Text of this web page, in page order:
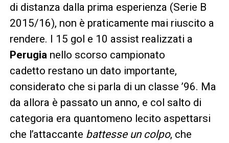
di distanza dalla prima esperienza (Serie B
2015/16), non è praticamente mai riuscito a
rendere. I 15 gol e 10 assist realizzati a
Perugia nello scorso campionato
cadetto restano un dato importante,
considerato che si parla di un classe ’96. Ma
da allora è passato un anno, e col salto di
categoria era quantomeno lecito aspettarsi
che l’attaccante battesse un colpo, che